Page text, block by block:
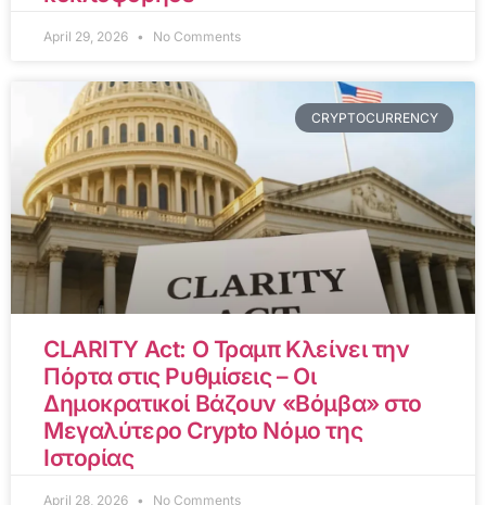
April 29, 2026 No Comments
CRYPTOCURRENCY
CLARITY Act: Ο Τραμπ Κλείνει την
Πόρτα στις Ρυθμίσεις – Οι
Δημοκρατικοί Βάζουν «Βόμβα» στο
Μεγαλύτερο Crypto Νόμο της
Ιστορίας
April 28, 2026 No Comments